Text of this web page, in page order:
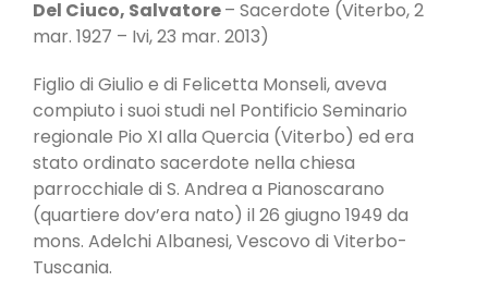
Del Ciuco, Salvatore– Sacerdote (Viterbo, 2
mar. 1927 – Ivi, 23 mar. 2013)
Figlio di Giulio e di Felicetta Monseli, aveva
compiuto i suoi studi nel Pontificio Seminario
regionale Pio XI alla Quercia (Viterbo) ed era
stato ordinato sacerdote nella chiesa
parrocchiale di S. Andrea a Pianoscarano
(quartiere dov’era nato) il 26 giugno 1949 da
mons. Adelchi Albanesi, Vescovo di Viterbo-
Tuscania.